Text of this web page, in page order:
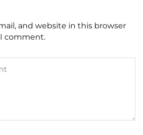
and website in this browser
comment.